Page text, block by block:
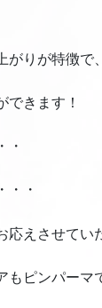
がりが特徴で、
できます！
・
・・
えさせてい
もピンパーマ